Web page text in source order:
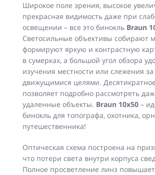
Широкое поле зрения, высокое
прекрасная видимость даже при
освещении – все это бинокль Braun
Светосильные объективы собирают
формируют яркую и контрастную
в сумерках, а большой угол обзора
изучения местности или слежения за
движущимися целями.
позволяет подробно рассмотреть
удаленные объекты. Braun 10x50 –
бинокль для топографа, охотника,
путешественника!
Оптическая схема построена на
что потери света внутри корпуса
Полное просветление линз повышает